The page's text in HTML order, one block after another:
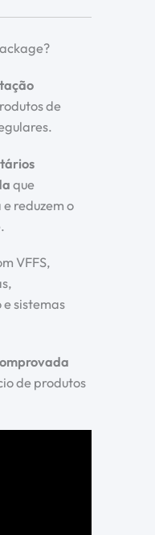
de
que
reduzem o
VFFS,
sistemas
de produtos